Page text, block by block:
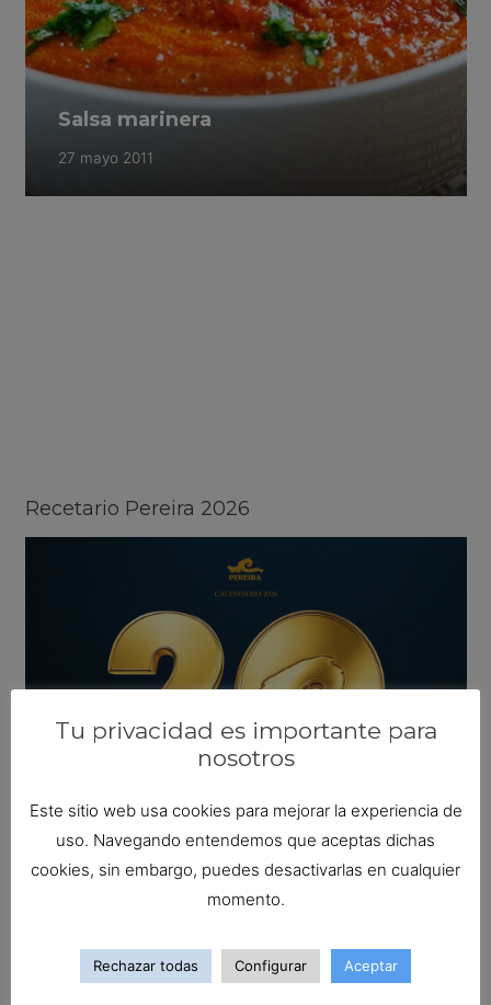
Salsa marinera
27 mayo 2011
Recetario Pereira 2026
Busca tu receta ideal
Tu privacidad es importante para
nosotros
Este sitio web usa cookies para mejorar la experiencia de
uso. Navegando entendemos que aceptas dichas
cookies, sin embargo, puedes desactivarlas en cualquier
momento.
Rechazar todas Configurar Aceptar